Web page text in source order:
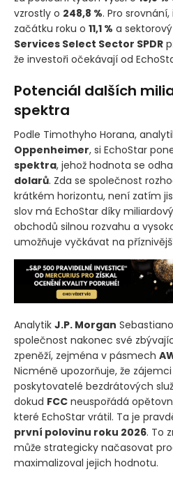
vzrostly o 248,8 %. Pro
začátku roku o 11,1 % a sektorový
Services Select Sector SPDR
že investoři očekávají od
Potenciál dalších
spektra
Podle Timothyho Horana,
Oppenheimer, si EchoStar
spektra, jehož hodnota se
dolarů. Zda se společnost
krátkém horizontu, není zatím
slov má EchoStar díky
obchodů silnou rozvahu a
umožňuje vyčkávat na
Analytik J.P. Morgan
společnost nakonec své
zpeněží, zejména v pásmech
Nicméně upozorňuje, že
poskytovatelé bezdrátových
dokud FCC neuspořádá
které EchoStar vrátil. Ta je
první polovinu roku 2026. To
může strategicky načasovat
maximalizoval jejich hodnotu.